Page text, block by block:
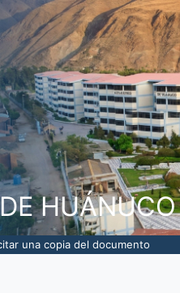
HUÁNUCO
documento
una copia del documento